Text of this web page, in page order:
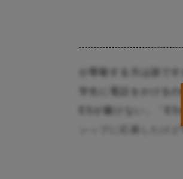
ESが書けない」「
シップに応募したけ